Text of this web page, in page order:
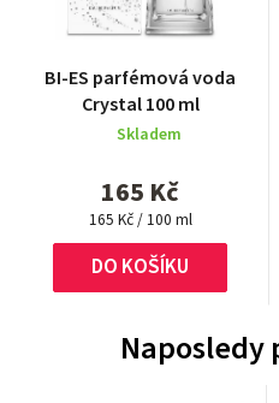
BI-ES parfémová voda
Crystal 100 ml
hodnocení
produktu
je
z
5
hvězdiček.
Skladem
165 Kč
Měrná
cena:
165 Kč / 100 ml
DO KOŠÍKU